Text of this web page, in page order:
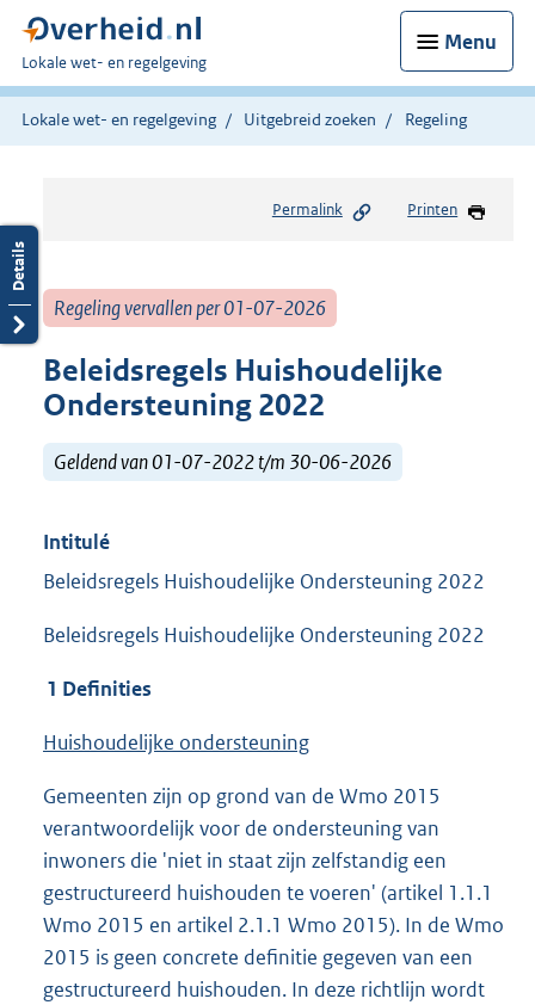
Menu
U
bent
hier:
Lokale wet- en regelgeving
Lokale wet- en regelgeving Uitgebreid zoeken Regeling
Permalink Printen
Regeling vervallen per 01-07-2026
Beleidsregels Huishoudelijke
Ondersteuning 2022
Geldend van 01-07-2022 t/m 30-06-2026
Intitulé
Beleidsregels Huishoudelijke Ondersteuning 2022
Beleidsregels Huishoudelijke Ondersteuning 2022
1 Definities
Huishoudelijke ondersteuning
Gemeenten zijn op grond van de Wmo 2015
verantwoordelijk voor de ondersteuning van
inwoners die 'niet in staat zijn zelfstandig een
gestructureerd huishouden te voeren' (artikel 1.1.1
Wmo 2015 en artikel 2.1.1 Wmo 2015). In de Wmo
2015 is geen concrete definitie gegeven van een
gestructureerd huishouden. In deze richtlijn wordt